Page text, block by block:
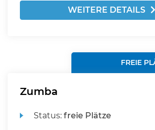
WEITERE DETAILS
FREIE
Zumba
Status:freie Plätze